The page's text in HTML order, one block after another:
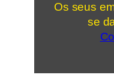
Os seus
se